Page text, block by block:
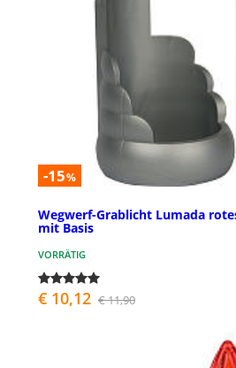
-15%
Wegwerf-Grablicht Lumada
mit Basis
VORRÄTIG
€ 10,12 € 11,90